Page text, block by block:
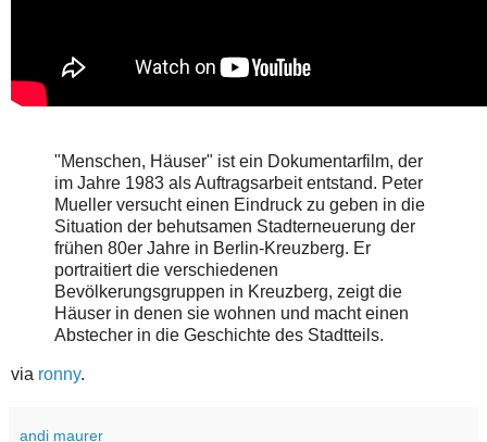
"Menschen, Häuser" ist ein Dokumentarfilm, der
im Jahre 1983 als Auftragsarbeit entstand. Peter
Mueller versucht einen Eindruck zu geben in die
Situation der behutsamen Stadterneuerung der
frühen 80er Jahre in Berlin-Kreuzberg. Er
portraitiert die verschiedenen
Bevölkerungsgruppen in Kreuzberg, zeigt die
Häuser in denen sie wohnen und macht einen
Abstecher in die Geschichte des Stadtteils.
via ronny.
andi maurer